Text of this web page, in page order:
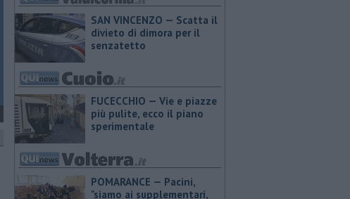
SAN VINCENZO — Scatta il
divieto di dimora per il
senzatetto
FUCECCHIO — Vie e piazze
più pulite, ecco il piano
sperimentale
POMARANCE — Pacini,
"siamo ai supplementari,